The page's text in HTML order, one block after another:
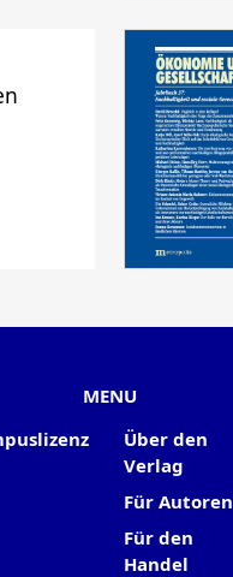
MENU
Über den
Verlag
Für Autoren
Für den
Handel